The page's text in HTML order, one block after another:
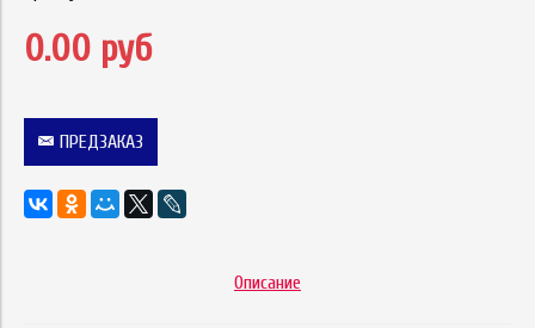
0.00 руб
ПРЕДЗАКАЗ
Описание